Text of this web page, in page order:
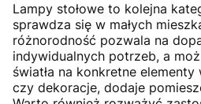
Lampy stołowe to kolejna
sprawdza się w małych
różnorodność pozwala na
indywidualnych potrzeb, a
światła na konkretne
czy dekoracje, dodaje